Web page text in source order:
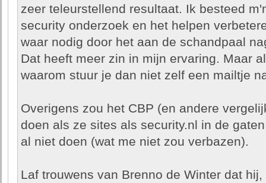
zeer teleurstellend resultaat. Ik besteed
security onderzoek en het helpen
waar nodig door het aan de schandpaal
Dat heeft meer zin in mijn ervaring. Maar
waarom stuur je dan niet zelf een mailtje
Overigens zou het CBP (en andere
doen als ze sites als security.nl in de
al niet doen (wat me niet zou verbazen).
Laf trouwens van Brenno de Winter dat